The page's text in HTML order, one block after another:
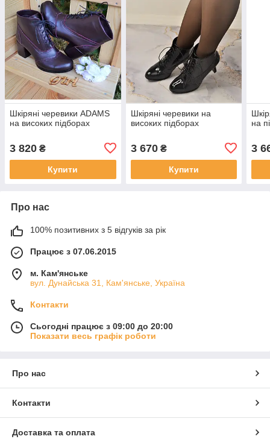
Шкіряні черевики ADAMS
на високих підборах
3 820 ₴
Купити
Шкіряні черевики на
високих підборах
3 670₴
Купити
на
3
Про нас
100% позитивних з 5 відгуків за рік
Працює з 07.06.2015
м. Кам'янське
вул. Дунайська 31, Кам'янське, Україна
Контакти
Сьогодні працює з 09:00 до 20:00
Показати весь графік роботи
Про нас
Контакти
Доставка та оплата